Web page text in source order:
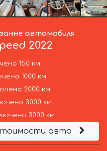
автомобиля
2022
150 км
1000 км
2000 км
3000 км
3000 км
авто